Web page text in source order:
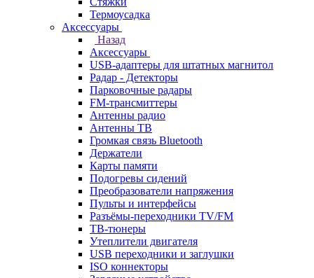
Термоусадка
Аксессуары
Назад
Аксессуары
USB-адаптеры для штатных магнитол
Радар - Детекторы
Парковочные радары
FM-трансмиттеры
Антенны радио
Антенны ТВ
Громкая связь Bluetooth
Держатели
Карты памяти
Подогревы сидений
Преобразователи напряжения
Пульты и интерфейсы
Разъёмы-переходники TV/FM
ТВ-тюнеры
Утеплители двигателя
USB переходники и заглушки
ISO коннекторы